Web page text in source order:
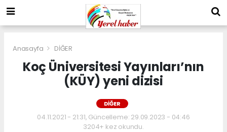
Anasayfa DİĞER
Koç Üniversitesi Yayınları’nın
(KÜY) yeni dizisi
DİĞER
04.11.2021 - 21:31, Güncelleme: 29.09.2023 - 04:46
3204+ kez okundu.